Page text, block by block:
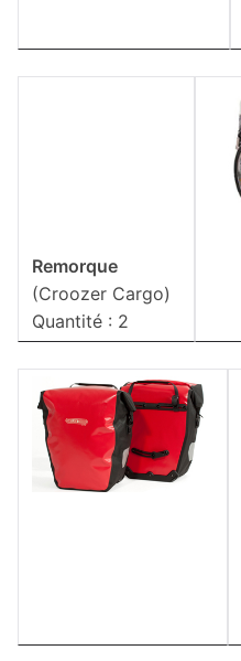
Remorque
(Croozer Cargo)
Quantité : 2